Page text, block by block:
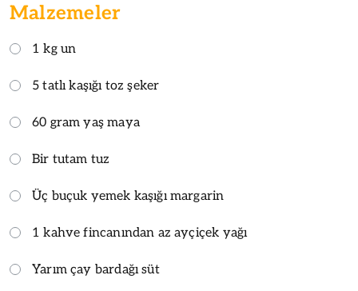
Malzemeler
1 kg un
5 tatlı kaşığı toz şeker
60 gram yaş maya
Bir tutam tuz
Üç buçuk yemek kaşığı margarin
1 kahve fincanından az ayçiçek yağı
Yarım çay bardağı süt